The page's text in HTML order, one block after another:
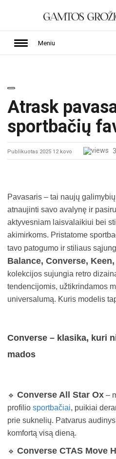
Meniu
Atrask
sportbačių
Publikuotas 2025 12 kovo
Pavasaris – tai naujų
atnaujinti savo avalynę ir
aktyvesniam laisvalaikiui bei
akimirkoms. Pristatome
tavo patogumo ir stiliaus
Balance, Converse,
kolekcijos sujungia retro
tendencijomis, užtikrindamos
universalumą. Kuris modelis
Converse – klasika, kuri
mados
🔹 Converse All Star Ox –
profilio sportbačiai, puikiai
prie suknelių. Patvarus
komfortą visą dieną.
🔹 Converse CTAS Move